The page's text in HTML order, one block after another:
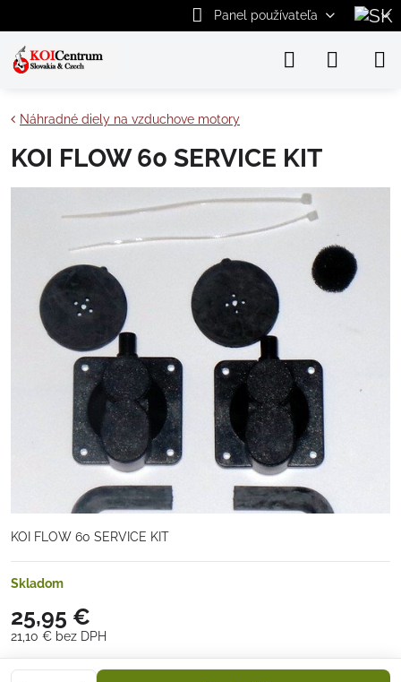
Panel používateľa
Náhradné diely na vzduchove motory
KOI FLOW 60 SERVICE KIT
KOI FLOW 60 SERVICE KIT
Skladom
25,95 €
21,10 € bez DPH